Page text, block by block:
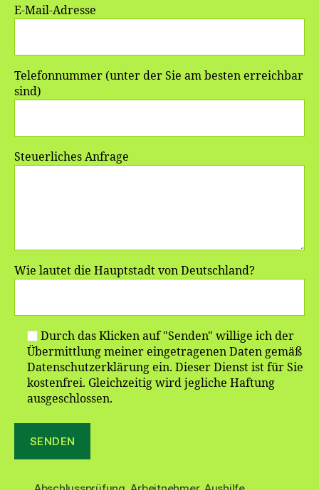
E-Mail-Adresse
Telefonnummer (unter der Sie am besten erreichbar
sind)
Steuerliches Anfrage
Wie lautet die Hauptstadt von Deutschland?
Durch das Klicken auf "Senden" willige ich der
Übermittlung meiner eingetragenen Daten gemäß
Datenschutzerklärung ein. Dieser Dienst ist für Sie
kostenfrei. Gleichzeitig wird jegliche Haftung
ausgeschlossen.